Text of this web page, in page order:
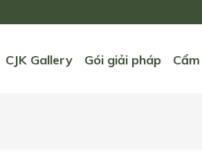
CJK Gallery Gói giải pháp